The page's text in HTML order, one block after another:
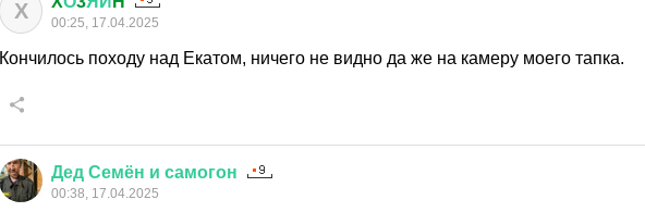
X 00:25, 17.04.2025
Кончилось походу над Екатом, ничего не видно да же на камеру моего тапка.
Дед Семён и самогон
00:38, 17.04.2025